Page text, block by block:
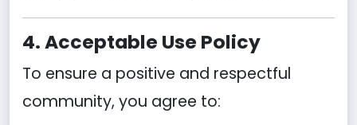
4. Acceptable Use Policy
To ensure a positive and respectful
community, you agree to: